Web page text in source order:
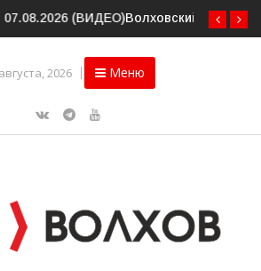
шлюз отметил вековой юбилей
2026 Меню